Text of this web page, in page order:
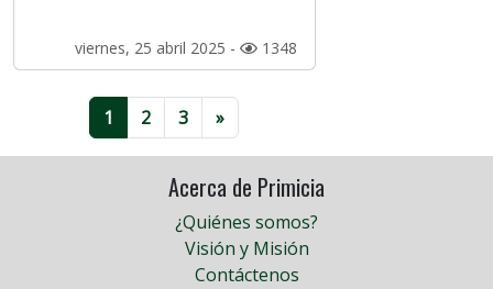
viernes, 25 abril 2025 - 1348
1 2 3 »
Acerca de Primicia
¿Quiénes somos?
Visión y Misión
Contáctenos